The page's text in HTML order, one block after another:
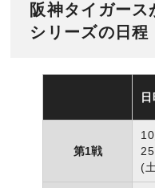
阪神タイガー
シリーズの日程
第1戦
10
(